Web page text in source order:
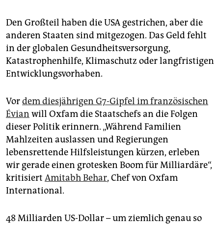
Den Großteil haben die USA gestrichen, aber die
anderen Staaten sind mitgezogen. Das Geld fehlt
in der globalen Gesundheitsversorgung,
Katastrophenhilfe, Klimaschutz oder langfristigen
Entwicklungsvorhaben.
Vordem diesjährigen G7-Gipfel im französischen
Évian will Oxfam die Staatschefs an die Folgen
dieser Politik erinnern. „Während Familien
Mahlzeiten auslassen und Regierungen
lebensrettende Hilfsleistungen kürzen, erleben
wir gerade einen grotesken Boom für Milliardäre“,
kritisiert Amitabh Behar, Chef von Oxfam
International.
48 Milliarden US-Dollar – um ziemlich genau so